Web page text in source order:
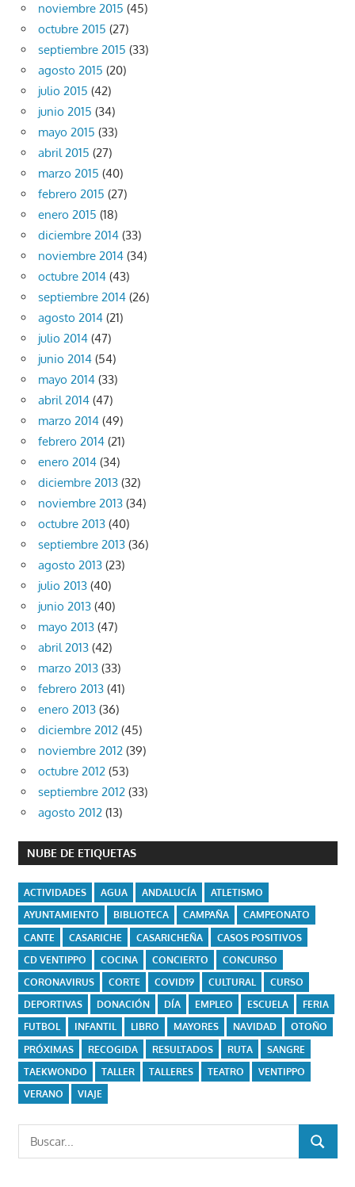
noviembre 2015 (45)
octubre 2015 (27)
septiembre 2015 (33)
agosto 2015 (20)
julio 2015 (42)
junio 2015 (34)
mayo 2015 (33)
abril 2015 (27)
marzo 2015 (40)
febrero 2015 (27)
enero 2015 (18)
diciembre 2014 (33)
noviembre 2014 (34)
octubre 2014 (43)
septiembre 2014 (26)
agosto 2014 (21)
julio 2014 (47)
junio 2014 (54)
mayo 2014 (33)
abril 2014 (47)
marzo 2014 (49)
febrero 2014 (21)
enero 2014 (34)
diciembre 2013 (32)
noviembre 2013 (34)
octubre 2013 (40)
septiembre 2013 (36)
agosto 2013 (23)
julio 2013 (40)
junio 2013 (40)
mayo 2013 (47)
abril 2013 (42)
marzo 2013 (33)
febrero 2013 (41)
enero 2013 (36)
diciembre 2012 (45)
noviembre 2012 (39)
octubre 2012 (53)
septiembre 2012 (33)
agosto 2012 (13)
NUBE DE ETIQUETAS
ACTIVIDADES AGUA ANDALUCÍA
ATLETISMO
AYUNTAMIENTO
BIBLIOTECA CAMPAÑA
CAMPEONATO
CANTE
CASARICHE CASARICHEÑA
CASOS POSITIVOS
CD VENTIPPO
COCINA CONCIERTO
CONCURSO
CORONAVIRUS
CORTE COVID19 CULTURAL
CURSO
DEPORTIVAS
DONACIÓN DÍA EMPLEO ESCUELA
FERIA
FUTBOL
INFANTIL LIBRO MAYORES NAVIDAD
OTOÑO
PRÓXIMAS
RECOGIDA RESULTADOS RUTA
SANGRE
TAEKWONDO
TALLER TALLERES TEATRO
VENTIPPO
VERANO
VIAJE
Buscar:
BUSCAR